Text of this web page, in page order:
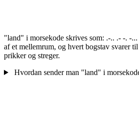
"land" i morsekode skrives som: .-.. .- -. -
af et mellemrum, og hvert bogstav svarer
prikker og streger.
Hvordan sender man "land" i